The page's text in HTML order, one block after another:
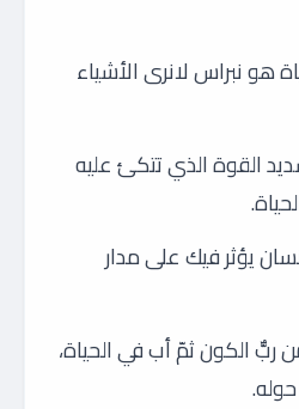
هو نبراس لانرى الأشياء
القوة الذي تتكئ عليه
يؤثر فيك على مدار
ربٌّ الكون ثمّ أب في الحياة،